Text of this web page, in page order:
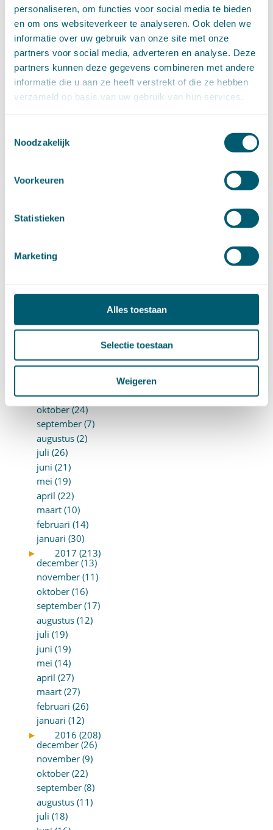
personaliseren, om functies voor social media te bieden
en om ons websiteverkeer te analyseren. Ook delen we
informatie over uw gebruik van onze site met onze
partners voor social media, adverteren en analyse. Deze
partners kunnen deze gegevens combineren met andere
informatie die u aan ze heeft verstrekt of die ze hebben
verzameld op basis van uw gebruik van hun services.
Noodzakelijk
Voorkeuren
Statistieken
Marketing
Alles toestaan
Selectie toestaan
Weigeren
►
2020 (154)
december (6)
oktober (14)
september (8)
augustus (2)
juli (20)
juni (14)
maart (15)
januari (17)
november (8)
augustus (10)
maart (10)
januari (24)
►
2018 (205)
november (16)
oktober (24)
september (7)
augustus (2)
juli (26)
juni (21)
mei (19)
april (22)
maart (10)
februari (14)
januari (30)
►
2017 (213)
december (13)
november (11)
oktober (16)
september (17)
augustus (12)
juli (19)
juni (19)
mei (14)
april (27)
maart (27)
februari (26)
januari (12)
►
2016 (208)
december (26)
november (9)
oktober (22)
september (8)
augustus (11)
juli (18)